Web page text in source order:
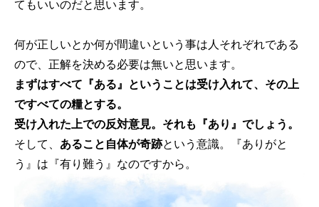
てもいいのだと思います。
何が正しいとか何が間違いという事は人それぞれである
ので、正解を決める必要は無いと思います。
まずはすべて『ある』ということは受け入れて、その上
ですべての糧とする。
受け入れた上での反対意見。それも『あり』でしょう。
そして、 あること自体が奇跡という意識。『ありがと
う』は『有り難う』なのですから。